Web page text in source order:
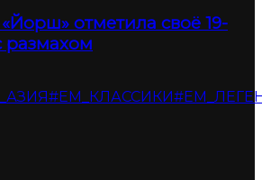
отметила своё 19-
размахом
#ЕМ_КЛАССИКИ